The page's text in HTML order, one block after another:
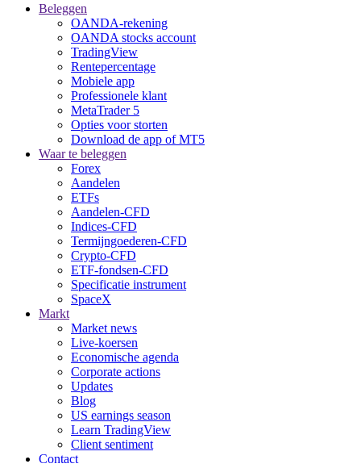
Beleggen
OANDA-rekening
OANDA stocks account
TradingView
Rentepercentage
Mobiele app
Professionele klant
MetaTrader 5
Opties voor storten
Download de app of MT5
Waar te beleggen
Forex
Aandelen
ETFs
Aandelen-CFD
Indices-CFD
Termijngoederen-CFD
Crypto-CFD
ETF-fondsen-CFD
Specificatie instrument
SpaceX
Markt
Market news
Live-koersen
Economische agenda
Corporate actions
Updates
Blog
US earnings season
Learn TradingView
Client sentiment
Contact